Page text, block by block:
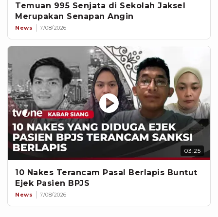
Temuan 995 Senjata di Sekolah Jaksel
Merupakan Senapan Angin
News 7/08/2026
03:25
10 Nakes Terancam Pasal Berlapis Buntut
Ejek Pasien BPJS
News 7/08/2026